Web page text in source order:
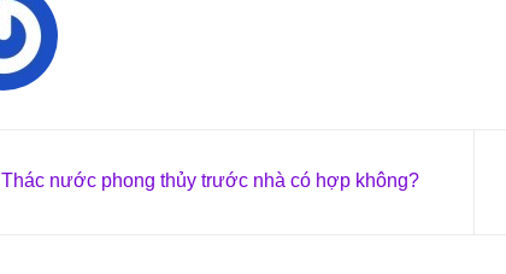
Thác nước phong thủy trước nhà có hợp không?